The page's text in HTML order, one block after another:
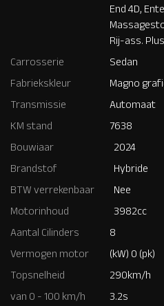
Damian Elens, 06 39026637,
d.elens@thijstimmermans.com
End 4D,
Rij-ass.
Carrosserie
Sedan
Fabriekskleur
Magno
Transmissie
Automaat
KM stand
7638
Bouwiaar
2024
Brandstof
Hybride
BTW verrekenbaar
Nee
Motorinhoud
3982cc
Aantal Cilinders
8
Vermogen motor
(kW) 0 (pk)
Topsnelheid
290km/h
van 0 - 100 km/h
3.2s